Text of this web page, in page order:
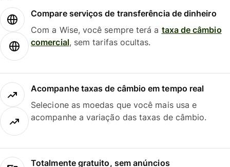
Compare serviços de transferência de dinheiro
Com a Wise, você sempre terá a taxa de câmbio
comercial, sem tarifas ocultas.
Acompanhe taxas de câmbio em tempo real
Selecione as moedas que você mais usa e
acompanhe a variação das taxas de câmbio.
Totalmente gratuito, sem anúncios